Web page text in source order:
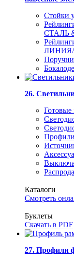
Стойки
СТАЛЬ
ЛИНИЯ/
26.
Готовые
Профили
Каталоги
Смотреть
Буклеты
Скачать в PDF
27. Профили